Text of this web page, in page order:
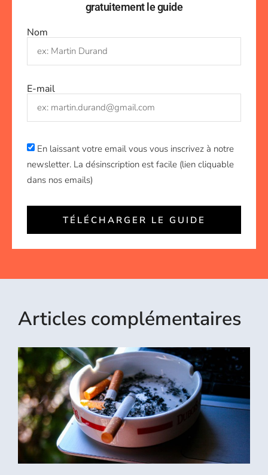
gratuitement le guide
Nom
E-mail
En laissant votre email vous vous inscrivez à notre
newsletter. La désinscription est facile (lien cliquable
dans nos emails)
TÉLÉCHARGER LE GUIDE
Articles complémentaires